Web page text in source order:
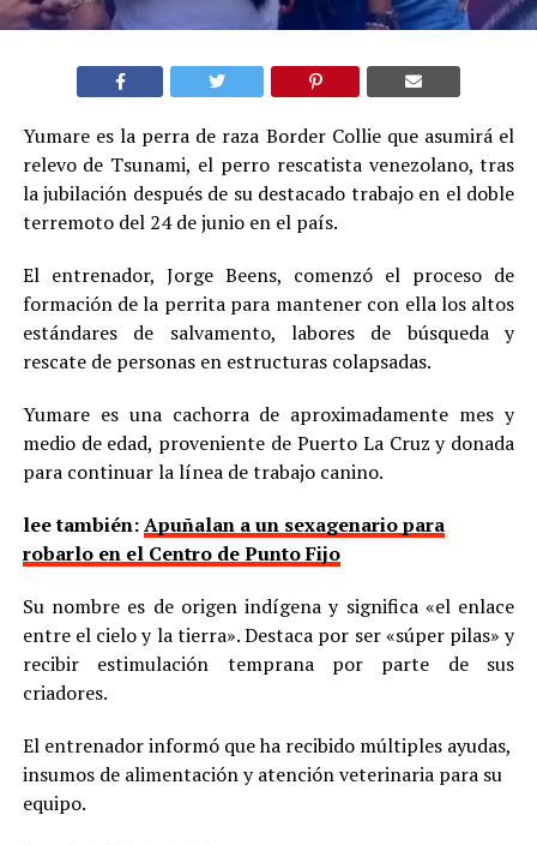
Yumare es la perra de raza Border Collie que asumirá el
relevo de Tsunami, el perro rescatista venezolano, tras
la jubilación después de su destacado trabajo en el doble
terremoto del 24 de junio en el país.
El entrenador, Jorge Beens, comenzó el proceso de
formación de la perrita para mantener con ella los altos
estándares de salvamento, labores de búsqueda y
rescate de personas en estructuras colapsadas.
Yumare es una cachorra de aproximadamente mes y
medio de edad, proveniente de Puerto La Cruz y donada
para continuar la línea de trabajo canino.
lee también:Apuñalan a un sexagenario para
robarlo en el Centro de Punto Fijo
Su nombre es de origen indígena y significa «el enlace
entre el cielo y la tierra». Destaca por ser «súper pilas» y
recibir estimulación temprana por parte de sus
criadores.
El entrenador informó que ha recibido múltiples ayudas,
insumos de alimentación y atención veterinaria para su
equipo.